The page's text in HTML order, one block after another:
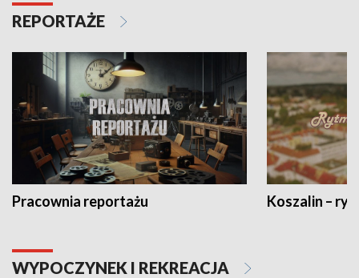
REPORTAŻE
Pracownia reportażu Koszalin –
WYPOCZYNEK I REKREACJA